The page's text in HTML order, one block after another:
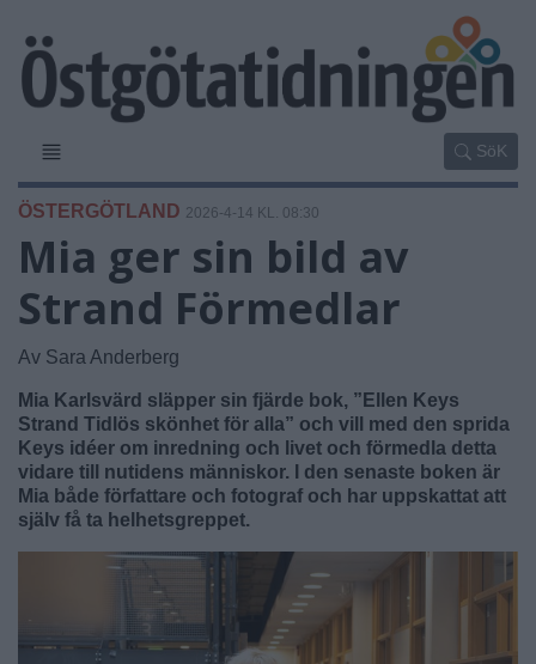
SöK
ÖSTERGÖTLAND 2026-4-14 KL. 08:30
Mia ger sin bild av
Strand Förmedlar
Av Sara Anderberg
Mia Karlsvärd släpper sin fjärde bok, ”Ellen Keys
Strand Tidlös skönhet för alla” och vill med den sprida
Keys idéer om inredning och livet och förmedla detta
vidare till nutidens människor. I den senaste boken är
Mia både författare och fotograf och har uppskattat att
själv få ta helhetsgreppet.